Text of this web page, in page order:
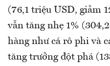
(76,1 triệu USD, giảm
vẫn tăng nhẹ 1%
hàng như cá rô phi và
tăng trưởng đột phá